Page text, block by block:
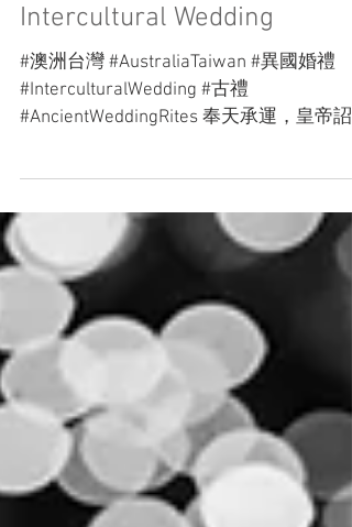
Elsa & Corey | Hotel Kuva
Chateau | Australia x Taiwan
Intercultural Wedding
#澳洲台灣 #AustraliaTaiwan #異國婚禮
#InterculturalWedding #古禮
#AncientWeddingRites 奉天承運，皇帝詔
曰。 在紅綢輕晃、花轎緩行之間， 交杯
微暖，燭火映著紅袍與眼眸。 有些情深，
並不喧於歲月， 卻在一朝一夕的流轉裡，
被時光反覆銘記。 縱千秋更迭，山河易
色， 仍有人以一身紅裳、一盞燭火， 將
愛，緩緩許給人間。 . “By the Mandate of
Heaven, the Emperor decrees.” Between
drifting red silks and the slow passage of
the bridal sedan, the wedding wine rests
warm, candlelight reflecting softly upon